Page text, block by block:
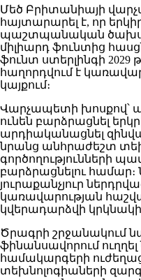
Մեծ Բրիտանիայի
հայտարարել է, որ
պաշտպանական
միլիարդ ֆունտից
ֆունտ ստերլինգի 2029
հաղորդվում է
կայքում։
Վարչապետի խոսքով՝
ունեն բարձրացնել
արդիականացնել
նրանց անհրաժեշտ
գործողությունների
բարձրացնելու համար։
յուրաքանչյուր
կառավարության
կվերադարձվի կրկնակի
Ծրագրի շրջանակում
ֆինանսավորում
համակարգերի
տեխնոլոգիաների